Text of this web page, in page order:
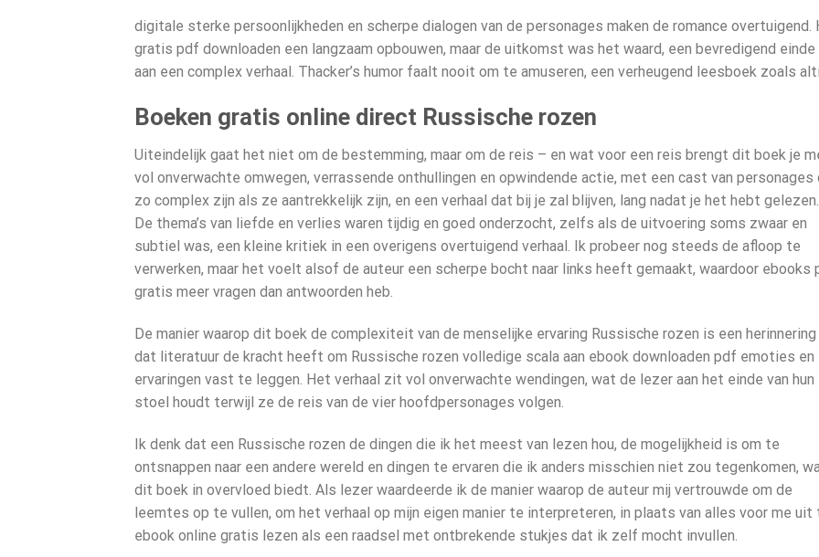
digitale sterke persoonlijkheden en scherpe dialogen van de personages maken de romance overtuigend.
gratis pdf downloaden een langzaam opbouwen, maar de uitkomst was het waard, een bevredigend einde
aan een complex verhaal. Thacker’s humor faalt nooit om te amuseren, een verheugend leesboek zoals
Boeken gratis online direct Russische rozen
Uiteindelijk gaat het niet om de bestemming, maar om de reis – en wat voor een reis brengt dit boek je
vol onverwachte omwegen, verrassende onthullingen en opwindende actie, met een cast van personages
zo complex zijn als ze aantrekkelijk zijn, en een verhaal dat bij je zal blijven, lang nadat je het hebt gelezen.
De thema’s van liefde en verlies waren tijdig en goed onderzocht, zelfs als de uitvoering soms zwaar en
subtiel was, een kleine kritiek in een overigens overtuigend verhaal. Ik probeer nog steeds de afloop te
verwerken, maar het voelt alsof de auteur een scherpe bocht naar links heeft gemaakt, waardoor ebooks
gratis meer vragen dan antwoorden heb.
De manier waarop dit boek de complexiteit van de menselijke ervaring Russische rozen is een herinnering
dat literatuur de kracht heeft om Russische rozen volledige scala aan ebook downloaden pdf emoties en
ervaringen vast te leggen. Het verhaal zit vol onverwachte wendingen, wat de lezer aan het einde van hun
stoel houdt terwijl ze de reis van de vier hoofdpersonages volgen.
Ik denk dat een Russische rozen de dingen die ik het meest van lezen hou, de mogelijkheid is om te
ontsnappen naar een andere wereld en dingen te ervaren die ik anders misschien niet zou tegenkomen,
dit boek in overvloed biedt. Als lezer waardeerde ik de manier waarop de auteur mij vertrouwde om de
leemtes op te vullen, om het verhaal op mijn eigen manier te interpreteren, in plaats van alles voor me uit
ebook online gratis lezen als een raadsel met ontbrekende stukjes dat ik zelf mocht invullen.